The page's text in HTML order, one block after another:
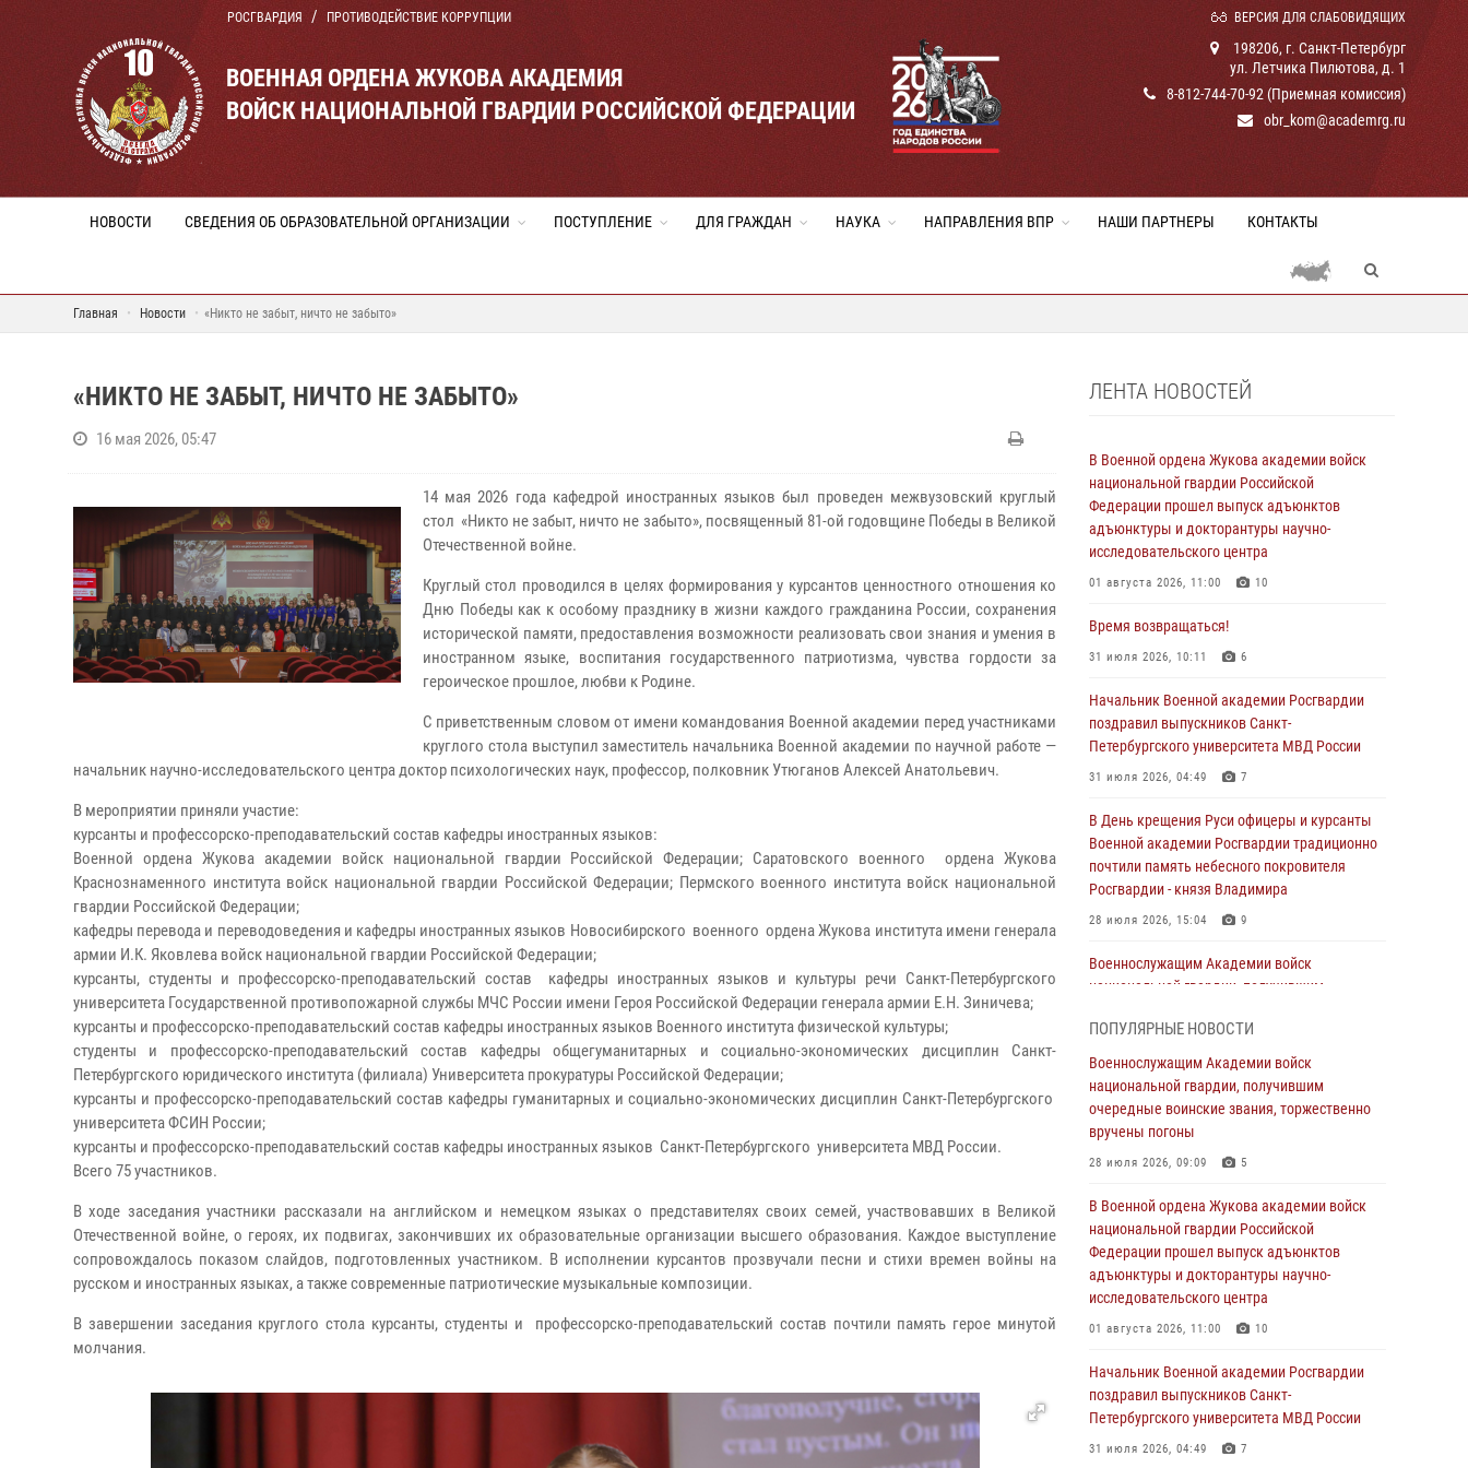
РОСГВАРДИЯ ПРОТИВОДЕЙСТВИЕ КОРРУПЦИИ ВЕРСИЯ ДЛЯ СЛАБОВИДЯЩИХ
ВОЕННАЯ ОРДЕНА ЖУКОВА АКАДЕМИЯ
ВОЙСК НАЦИОНАЛЬНОЙ ГВАРДИИ РОССИЙСКОЙ ФЕДЕРАЦИИ
198206, г. Санкт-Петербург
ул. Летчика Пилютова, д. 1
8-812-744-70-92 (Приемная комиссия)
obr_kom@academrg.ru
НОВОСТИ СВЕДЕНИЯ ОБ ОБРАЗОВАТЕЛЬНОЙ ОРГАНИЗАЦИИ ПОСТУПЛЕНИЕ ДЛЯ ГРАЖДАН НАУКА НАПРАВЛЕНИЯ ВПР НАШИ ПАРТНЕРЫ КОНТАКТЫ
Главная Новости «Никто не забыт, ничто не забыто»
«НИКТО НЕ ЗАБЫТ, НИЧТО НЕ ЗАБЫТО»
16 мая 2026, 05:47
14 мая 2026 года кафедрой иностранных языков был проведен межвузовский круглый
стол «Никто не забыт, ничто не забыто», посвященный 81-ой годовщине Победы в Великой
Отечественной войне.
Круглый стол проводился в целях формирования у курсантов ценностного отношения ко
Дню Победы как к особому празднику в жизни каждого гражданина России, сохранения
исторической памяти, предоставления возможности реализовать свои знания и умения в
иностранном языке, воспитания государственного патриотизма, чувства гордости за
героическое прошлое, любви к Родине.
С приветственным словом от имени командования Военной академии перед участниками
круглого стола выступил заместитель начальника Военной академии по научной работе —
начальник научно-исследовательского центра доктор психологических наук, профессор, полковник Утюганов Алексей Анатольевич.
В мероприятии приняли участие:
курсанты и профессорско-преподавательский состав кафедры иностранных языков:
Военной ордена Жукова академии войск национальной гвардии Российской Федерации; Саратовского военного ордена Жукова
Краснознаменного института войск национальной гвардии Российской Федерации; Пермского военного института войск национальной
гвардии Российской Федерации;
кафедры перевода и переводоведения и кафедры иностранных языков Новосибирского военного ордена Жукова института имени генерала
армии И.К. Яковлева войск национальной гвардии Российской Федерации;
курсанты, студенты и профессорско-преподавательский состав кафедры иностранных языков и культуры речи Санкт-Петербургского
университета Государственной противопожарной службы МЧС России имени Героя Российской Федерации генерала армии Е.Н. Зиничева;
курсанты и профессорско-преподавательский состав кафедры иностранных языков Военного института физической культуры;
студенты и профессорско-преподавательский состав кафедры общегуманитарных и социально-экономических дисциплин Санкт-
Петербургского юридического института (филиала) Университета прокуратуры Российской Федерации;
курсанты и профессорско-преподавательский состав кафедры гуманитарных и социально-экономических дисциплин Санкт-Петербургского
университета ФСИН России;
курсанты и профессорско-преподавательский состав кафедры иностранных языков Санкт-Петербургского университета МВД России.
Всего 75 участников.
В ходе заседания участники рассказали на английском и немецком языках о представителях своих семей, участвовавших в Великой
Отечественной войне, о героях, их подвигах, закончивших их образовательные организации высшего образования. Каждое выступление
сопровождалось показом слайдов, подготовленных участником. В исполнении курсантов прозвучали песни и стихи времен войны на
русском и иностранных языках, а также современные патриотические музыкальные композиции.
В завершении заседания круглого стола курсанты, студенты и профессорско-преподавательский состав почтили память герое минутой
молчания.
ЛЕНТА НОВОСТЕЙ
В Военной ордена Жукова академии войск
национальной гвардии Российской
Федерации прошел выпуск адъюнктов
адъюнктуры и докторантуры научно-
исследовательского центра
01 августа 2026, 11:00 10
Время возвращаться!
31 июля 2026, 10:11 6
Начальник Военной академии Росгвардии
поздравил выпускников Санкт-
Петербургского университета МВД России
31 июля 2026, 04:49 7
В День крещения Руси офицеры и курсанты
Военной академии Росгвардии традиционно
почтили память небесного покровителя
Росгвардии - князя Владимира
28 июля 2026, 15:04 9
Военнослужащим Академии войск
национальной гвардии, получившим
вручены погоны
28 июля 2026, 09:09 5
В Военной академии Росгвардии оглашены
итоги абитуриентских сборов 2026 года
27 июля 2026, 14:49 7
Военная академия информирует!
23 июля 2026, 04:51
Курсант Военной академии войск
национальной гвардии принял участие в
профориентационной встрече в Иверском
22 июля 2026, 09:41 6
Мастер‑класс по стрельбе: точность, тактика,
профессионализм
ПОПУЛЯРНЫЕ НОВОСТИ
Военнослужащим Академии войск
национальной гвардии, получившим
очередные воинские звания, торжественно
вручены погоны
28 июля 2026, 09:09 5
В Военной ордена Жукова академии войск
национальной гвардии Российской
Федерации прошел выпуск адъюнктов
адъюнктуры и докторантуры научно-
исследовательского центра
01 августа 2026, 11:00 10
Начальник Военной академии Росгвардии
поздравил выпускников Санкт-
Петербургского университета МВД России
31 июля 2026, 04:49 7